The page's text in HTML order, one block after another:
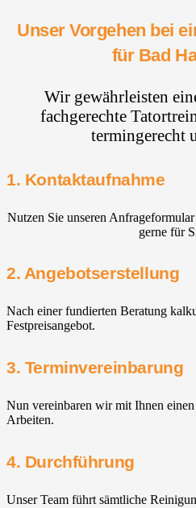
Unser Vorgehen bei
für Bad
Wir gewährleisten
fachgerechte
termingerecht
1. Kontaktaufnahme
Nutzen Sie unseren
gerne für
2. Angebotserstellung
Nach einer fundierten Beratung
Festpreisangebot.
3. Terminvereinbarung
Nun vereinbaren wir mit Ihnen
Arbeiten.
4. Durchführung
Unser Team führt sämtliche